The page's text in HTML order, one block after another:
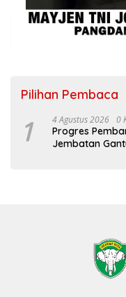
Pilihan Pembaca
1 4 Agustus 2026 0
Progres
Jembatan